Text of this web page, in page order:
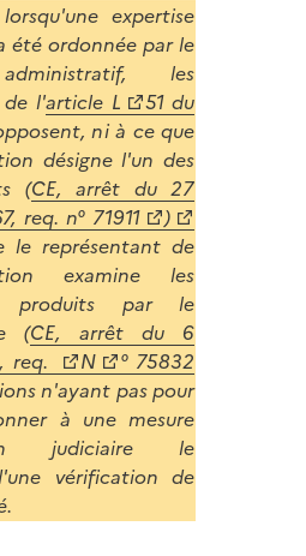
expertise
été ordonnée par le
les
de l'article L
51 du
ni à ce que
désigne l'un des
(CE, arrêt du 27
req. n° 71911
)
le représentant de
examine les
produits par le
(CE, arrêt du 6
req.
N
° 75832
n'ayant pas pour
à une mesure
judiciaire le
vérification de